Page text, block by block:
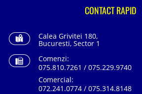
CONTACT RAPID
Calea Grivitei 180,
Bucuresti, Sector 1
Comenzi:
075.810.7261 / 075.229.9740
Comercial:
072.241.0774 / 075.314.8148